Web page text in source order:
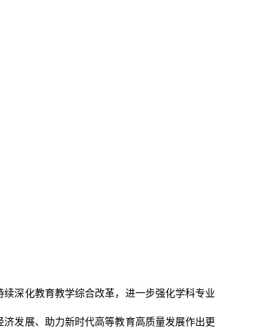
深化教育教学综合改革，进一步强化学科专业
发展、助力新时代高等教育高质量发展作出更